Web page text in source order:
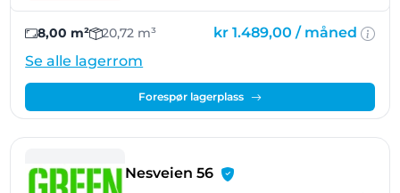
8,00 m² 20,72 m³ kr 1.489,00 / måned
Se alle lagerrom
Forespør lagerplass
Nesveien 56- Rolvsøy